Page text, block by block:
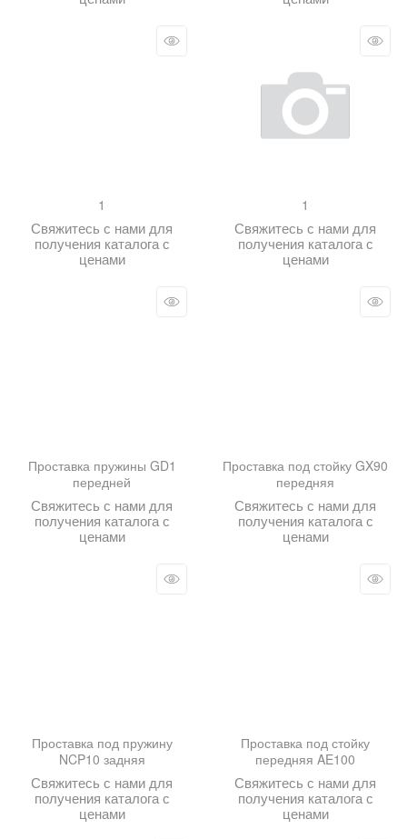
1
Свяжитесь с нами для
получения каталога с
ценами
1
Свяжитесь с нами для
получения каталога с
ценами
Проставка пружины GD1
передней
Свяжитесь с нами для
получения каталога с
ценами
Проставка под стойку GX90
передняя
Свяжитесь с нами для
получения каталога с
ценами
Проставка под пружину
NCP10 задняя
Свяжитесь с нами для
получения каталога с
ценами
Проставка под стойку
передняя AE100
Свяжитесь с нами для
получения каталога с
ценами